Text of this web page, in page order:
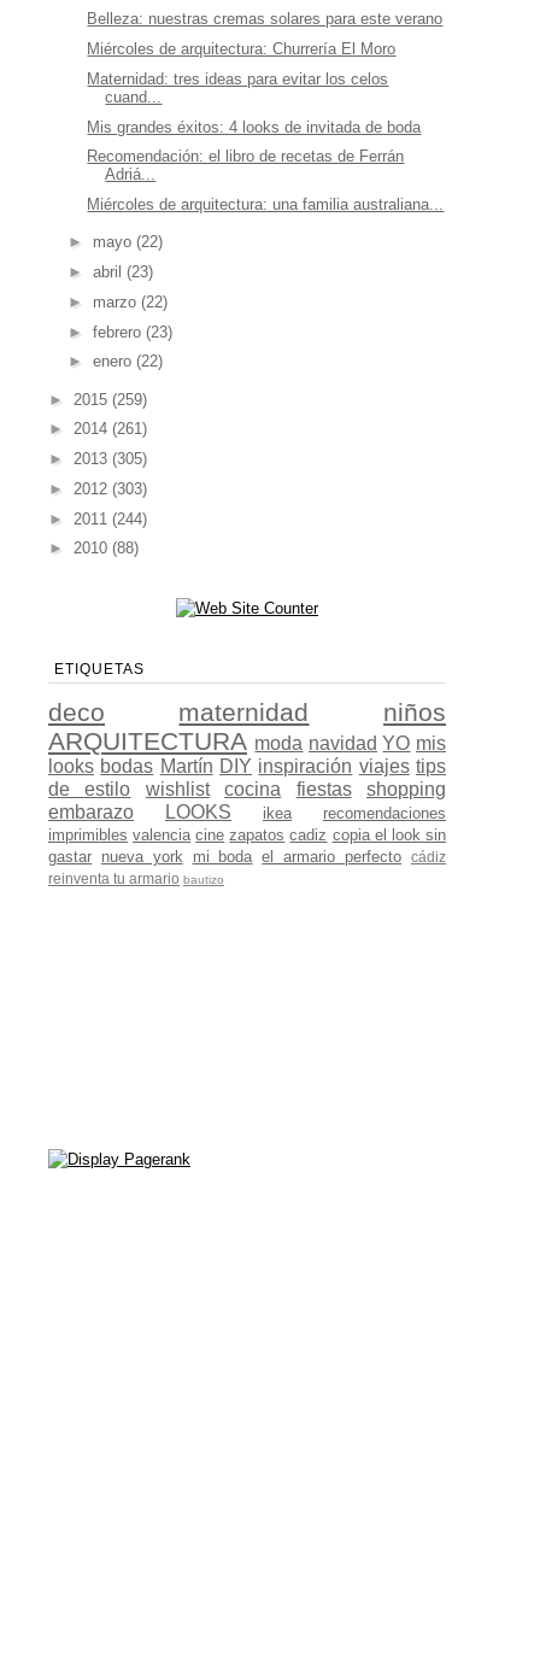
Belleza: nuestras cremas solares para este verano
Miércoles de arquitectura: Churrería El Moro
Maternidad: tres ideas para evitar los celos
cuand...
Mis grandes éxitos: 4 looks de invitada de boda
Recomendación: el libro de recetas de Ferrán
Adriá...
Miércoles de arquitectura: una familia australiana...
► mayo (22)
► abril (23)
► marzo (22)
► febrero (23)
► enero (22)
► 2015 (259)
► 2014 (261)
► 2013 (305)
► 2012 (303)
► 2011 (244)
► 2010 (88)
ETIQUETAS
deco maternidad
niños
ARQUITECTURA moda navidad YO mis
looks bodas Martín DIY inspiración viajes tips
de estilo
wishlist cocina fiestas
shopping
embarazo
LOOKS ikea
recomendaciones
imprimibles valencia cine zapatos cadiz copia el look sin
gastar nueva york mi boda el armario perfecto
cádiz
reinventa tu armario bautizo